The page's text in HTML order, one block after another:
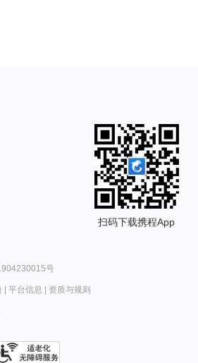
扫码下载携程App
号
| 平台信息 资质与规则